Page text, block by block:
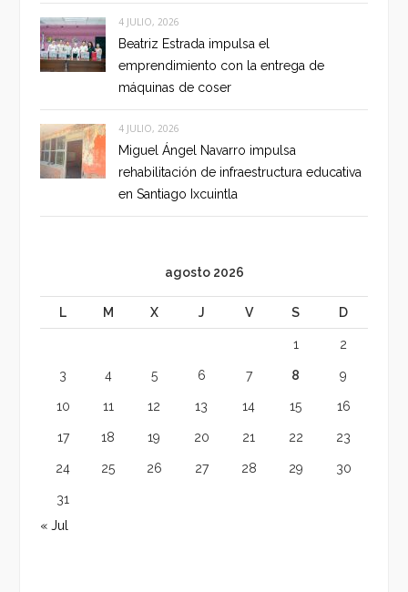
4 JULIO, 2026
Beatriz Estrada impulsa el
emprendimiento con la entrega de
máquinas de coser
4 JULIO, 2026
Miguel Ángel Navarro impulsa
rehabilitación de infraestructura educativa
en Santiago Ixcuintla
agosto 2026
L M X J V S D
1 2
3 4 5 6 7 8 9
10 11 12 13 14 15 16
17 18 19 20 21 22 23
24 25 26 27 28 29 30
31
« Jul